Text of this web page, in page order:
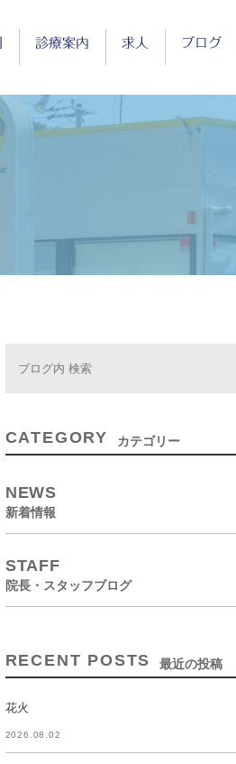
診療案内 求人 ブログ
CATEGORY カテゴリー
NEWS
新着情報
STAFF
院長・スタッフブログ
RECENT POSTS 最近の投稿
花火
2026.08.02